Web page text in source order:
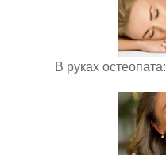
В руках